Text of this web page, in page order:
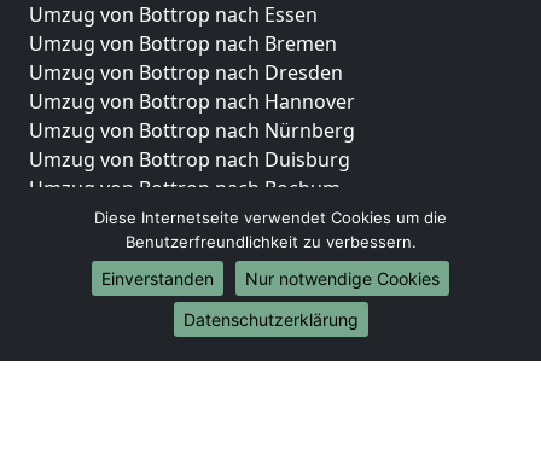
Umzug von Bottrop nach Essen
Umzug von Bottrop nach Bremen
Umzug von Bottrop nach Dresden
Umzug von Bottrop nach Hannover
Umzug von Bottrop nach Nürnberg
Umzug von Bottrop nach Duisburg
Umzug von Bottrop nach Bochum
Umzug von Bottrop nach Wuppertal
Umzug von Bottrop nach Bielefeld
Umzug von Bottrop nach Bonn
Umzug von Bottrop nach Münster
Diese Internetseite verwendet Cookies um die
Benutzerfreundlichkeit zu verbessern.
Einverstanden
Nur notwendige Cookies
Datenschutzerklärung